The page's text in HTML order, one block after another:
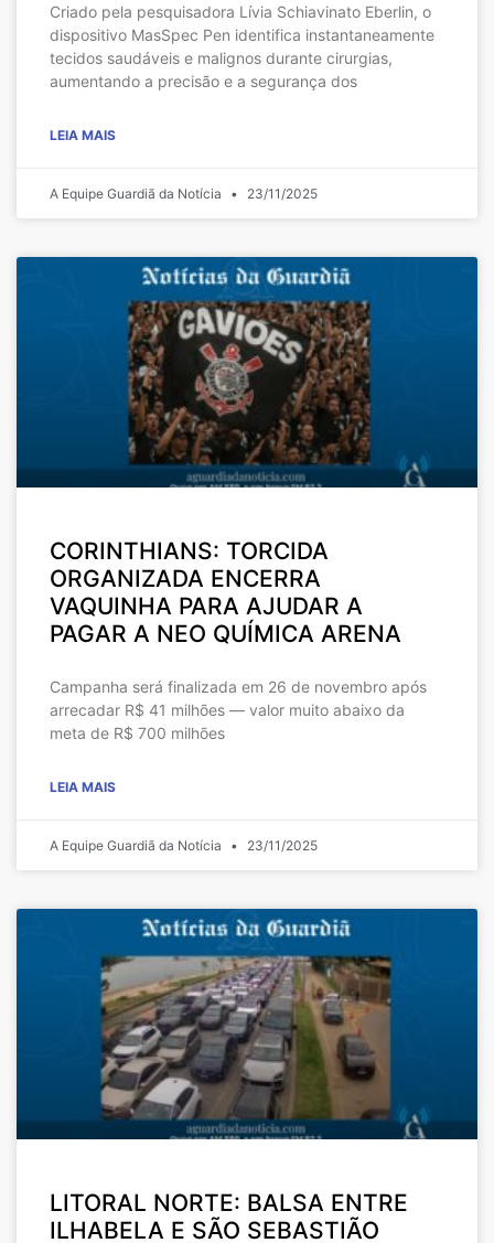
Criado pela pesquisadora Lívia Schiavinato Eberlin, o
dispositivo MasSpec Pen identifica instantaneamente
tecidos saudáveis e malignos durante cirurgias,
aumentando a precisão e a segurança dos
LEIA MAIS
A Equipe Guardiã da Notícia 23/11/2025
CORINTHIANS: TORCIDA
ORGANIZADA ENCERRA
VAQUINHA PARA AJUDAR A
PAGAR A NEO QUÍMICA ARENA
Campanha será finalizada em 26 de novembro após
arrecadar R$ 41 milhões — valor muito abaixo da
meta de R$ 700 milhões
LEIA MAIS
A Equipe Guardiã da Notícia 23/11/2025
LITORAL NORTE: BALSA ENTRE
ILHABELA E SÃO SEBASTIÃO